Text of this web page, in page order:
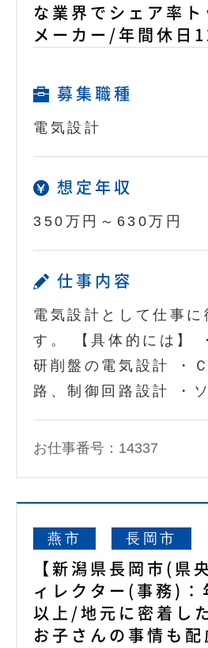
な業界でシェア率
メーカー/年間休日
募集職種
電気設計
想定年収
350万円～630万円
仕事内容
電気設計として仕事に
す。 【具体的には】
研削盤の電気設計 ・
路、制御回路設計 ・
お仕事番号：14337
燕市
長岡市
【新潟県長岡市(県
ィレクター(事務)：
以上/地元に密着し
お子さんの事情も配